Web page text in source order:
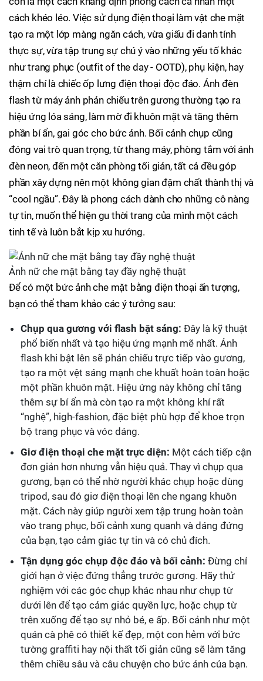
cách khéo léo. Việc sử dụng điện thoại làm vật che mặt
tạo ra một lớp màng ngăn cách, vừa giấu đi danh tính
thực sự, vừa tập trung sự chú ý vào những yếu tố khác
như trang phục (outfit of the day - OOTD), phụ kiện, hay
thậm chí là chiếc ốp lưng điện thoại độc đáo. Ánh đèn
flash từ máy ảnh phản chiếu trên gương thường tạo ra
hiệu ứng lóa sáng, làm mờ đi khuôn mặt và tăng thêm
phần bí ẩn, gai góc cho bức ảnh. Bối cảnh chụp cũng
đóng vai trò quan trọng, từ thang máy, phòng tắm với ánh
đèn neon, đến một căn phòng tối giản, tất cả đều góp
phần xây dựng nên một không gian đậm chất thành thị và
“cool ngầu”. Đây là phong cách dành cho những cô nàng
tự tin, muốn thể hiện gu thời trang của mình một cách
tinh tế và luôn bắt kịp xu hướng.
Ảnh nữ che mặt bằng tay đầy nghệ thuật
Để có một bức ảnh che mặt bằng điện thoại ấn tượng,
bạn có thể tham khảo các ý tưởng sau:
Chụp qua gương với flash bật sáng: Đây là kỹ thuật
phổ biến nhất và tạo hiệu ứng mạnh mẽ nhất. Ánh
flash khi bật lên sẽ phản chiếu trực tiếp vào gương,
tạo ra một vệt sáng mạnh che khuất hoàn toàn hoặc
một phần khuôn mặt. Hiệu ứng này không chỉ tăng
thêm sự bí ẩn mà còn tạo ra một không khí rất
“nghệ”, high-fashion, đặc biệt phù hợp để khoe trọn
bộ trang phục và vóc dáng.
Giơ điện thoại che mặt trực diện: Một cách tiếp cận
đơn giản hơn nhưng vẫn hiệu quả. Thay vì chụp qua
gương, bạn có thể nhờ người khác chụp hoặc dùng
tripod, sau đó giơ điện thoại lên che ngang khuôn
mặt. Cách này giúp người xem tập trung hoàn toàn
vào trang phục, bối cảnh xung quanh và dáng đứng
của bạn, tạo cảm giác tự tin và có chủ đích.
Tận dụng góc chụp độc đáo và bối cảnh: Đừng chỉ
giới hạn ở việc đứng thẳng trước gương. Hãy thử
nghiệm với các góc chụp khác nhau như chụp từ
dưới lên để tạo cảm giác quyền lực, hoặc chụp từ
trên xuống để tạo sự nhỏ bé, e ấp. Bối cảnh như một
quán cà phê có thiết kế đẹp, một con hẻm với bức
tường graffiti hay nội thất tối giản cũng sẽ làm tăng
thêm chiều sâu và câu chuyện cho bức ảnh của bạn.